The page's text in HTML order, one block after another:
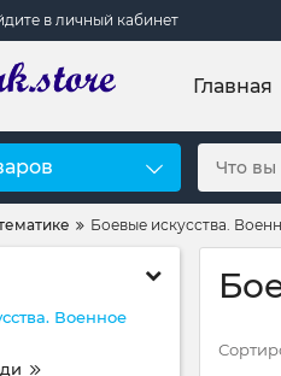
в личный кабинет
Главная
Боевые искусства.
Военное